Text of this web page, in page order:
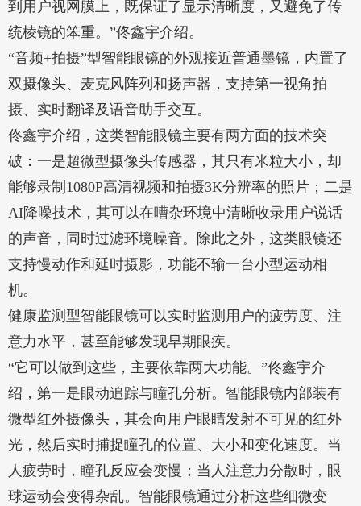
到用户视网膜上，既保证了显示清晰度，又避免了传
统棱镜的笨重。”佟鑫宇介绍。
“音频+拍摄”型智能眼镜的外观接近普通墨镜，内置了
双摄像头、麦克风阵列和扬声器，支持第一视角拍
摄、实时翻译及语音助手交互。
佟鑫宇介绍，这类智能眼镜主要有两方面的技术突
破：一是超微型摄像头传感器，其只有米粒大小，却
能够录制1080P高清视频和拍摄3K分辨率的照片；二是
AI降噪技术，其可以在嘈杂环境中清晰收录用户说话
的声音，同时过滤环境噪音。除此之外，这类眼镜还
支持慢动作和延时摄影，功能不输一台小型运动相
机。
健康监测型智能眼镜可以实时监测用户的疲劳度、注
意力水平，甚至能够发现早期眼疾。
“它可以做到这些，主要依靠两大功能。”佟鑫宇介
绍，第一是眼动追踪与瞳孔分析。智能眼镜内部装有
微型红外摄像头，其会向用户眼睛发射不可见的红外
光，然后实时捕捉瞳孔的位置、大小和变化速度。当
人疲劳时，瞳孔反应会变慢；当人注意力分散时，眼
球运动会变得杂乱。智能眼镜通过分析这些细微变